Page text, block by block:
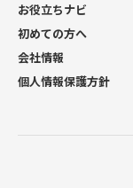
お役立ちナビ
初めての方へ
会社情報
個人情報保護方針